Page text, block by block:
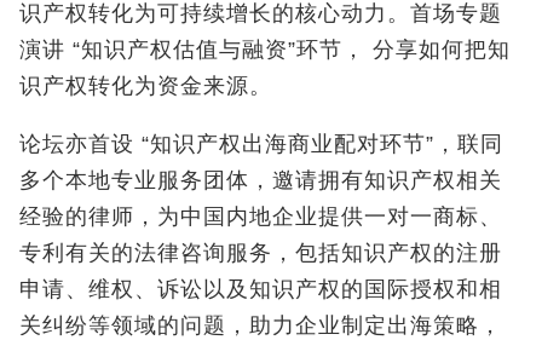
识产权转化为可持续增长的核心动力。首场专题
演讲 “知识产权估值与融资”环节， 分享如何把知
识产权转化为资金来源。
论坛亦首设 “知识产权出海商业配对环节”，联同
多个本地专业服务团体，邀请拥有知识产权相关
经验的律师，为中国内地企业提供一对一商标、
专利有关的法律咨询服务，包括知识产权的注册
申请、维权、诉讼以及知识产权的国际授权和相
关纠纷等领域的问题，助力企业制定出海策略，